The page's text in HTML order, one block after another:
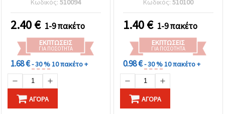
10 τεμ.
2.40€ 1-9 πακέτο
ΕΚΠΤΏΣΕΙΣ
ΓΙΑ ΠΟΣΌΤΗΤΑ
1.68 €- 30 %10 πακέτο +
ΑΓΟΡΆ
1.40€ 1-9 πακέτο
ΕΚΠΤΏΣΕΙΣ
ΓΙΑ ΠΟΣΌΤΗΤΑ
0.98 €- 30 %10 πακέτο +
ΑΓΟΡΆ